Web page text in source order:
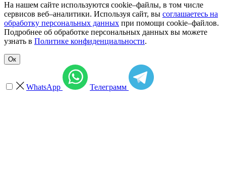
На нашем сайте используются cookie–файлы, в том числе
сервисов веб–аналитики. Используя сайт, вы соглашаетесь на
обработку персональных данных при помощи cookie–файлов.
Подробнее об обработке персональных данных вы можете
узнать в Политике конфиденциальности.
Ок
WhatsApp Телеграмм